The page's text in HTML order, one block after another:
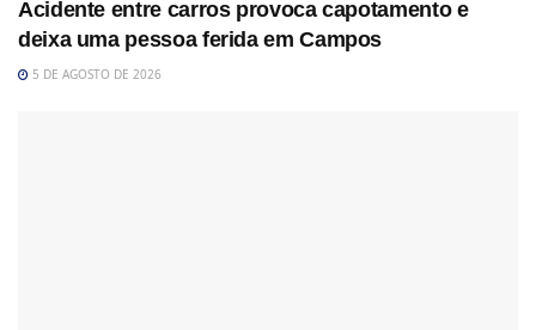
Acidente entre carros provoca capotamento e
deixa uma pessoa ferida em Campos
5 DE AGOSTO DE 2026